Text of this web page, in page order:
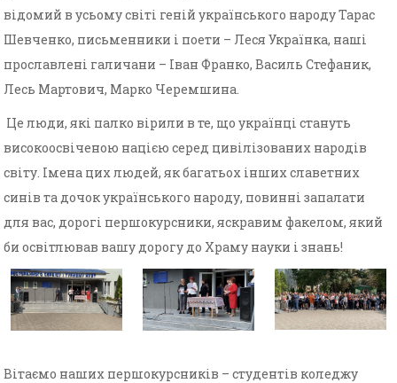
відомий в усьому світі геній українського народу Тарас
Шевченко, письменники і поети – Леся Українка, наші
прославлені галичани – Іван Франко, Василь Стефаник,
Лесь Мартович, Марко Черемшина.
Це люди, які палко вірили в те, що українці стануть
високоосвіченою нацією серед цивілізованих народів
світу. Імена цих людей, як багатьох інших славетних
синів та дочок українського народу, повинні запалати
для вас, дорогі першокурсники, яскравим факелом, який
би освітлював вашу дорогу до Храму науки і знань!
Вітаємо наших першокурсників – студентів коледжу